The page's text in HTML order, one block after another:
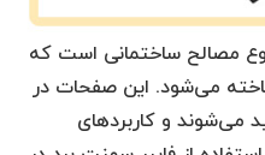
مصالح ساختمانی است که
می‌شود. این صفحات در
می‌شوند و کاربردهای